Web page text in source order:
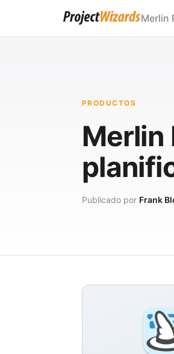
Merlin
PRODUCTOS
Merlin
Publicado por Frank